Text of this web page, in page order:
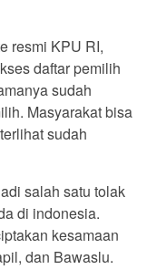
resmi KPU RI,
daftar pemilih
sudah
Masyarakat bisa
sudah
salah satu tolak
di indonesia.
kesamaan
dan Bawaslu.